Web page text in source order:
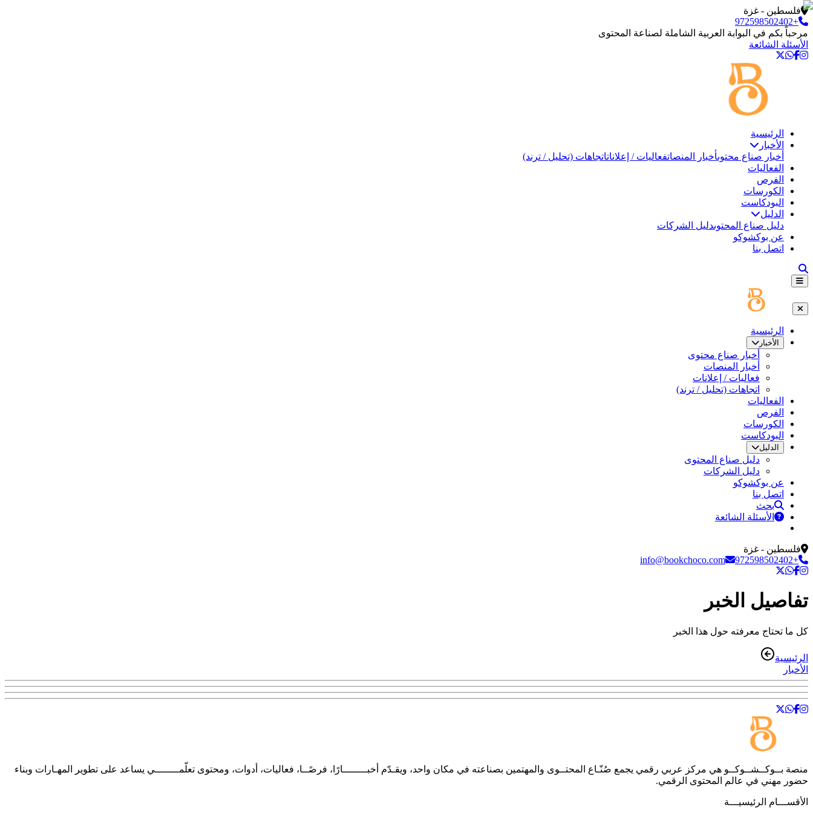
فلسطين - غزة
+972598502402
مرحباً بكم في البوابة العربية الشاملة لصناعة المحتوى
الأسئلة الشائعة
الرئيسية
الأخبار
أخبار صناع محتوىأخبار المنصاتفعاليات / إعلاناتاتجاهات (تحليل / ترند)
الفعاليات
الفرص
الكورسات
البودكاست
الدليل
دليل صناع المحتوىدليل الشركات
عن بوكشوكو
اتصل بنا
الرئيسية
الأخبار
أخبار صناع محتوى
أخبار المنصات
فعاليات / إعلانات
اتجاهات (تحليل / ترند)
الفعاليات
الفرص
الكورسات
البودكاست
الدليل
دليل صناع المحتوى
دليل الشركات
عن بوكشوكو
اتصل بنا
بحث
الأسئلة الشائعة
فلسطين - غزة
+972598502402
info@bookchoco.com
تفاصيل الخبر
كل ما تحتاج معرفته حول هذا الخبر
الرئيسية
الأخبار
منصة بــوكــشــوكــو هي مركز عربي رقمي يجمع صُنّـاع المحتــوى والمهتمين بصناعته في مكان واحد، ويقـدّم أخبــــــــارًا، فرصًــا، فعاليات، أدوات، ومحتوى تعلّمــــــــي يساعد على تطوير المهـارات وبناء
حضور مهني في عالم المحتوى الرقمي.
الأقســـام الرئيسيـــة